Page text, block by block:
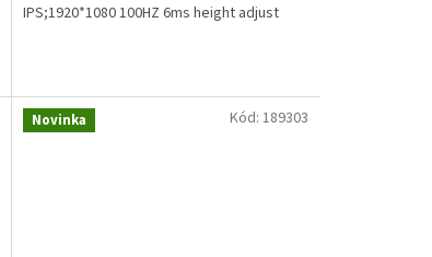
IPS;1920*1080 100HZ 6ms height adjust
Novinka Kód: 189303